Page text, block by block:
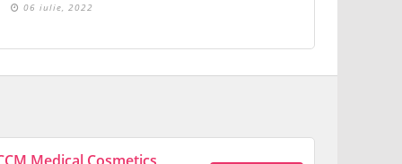
06 iulie, 2022